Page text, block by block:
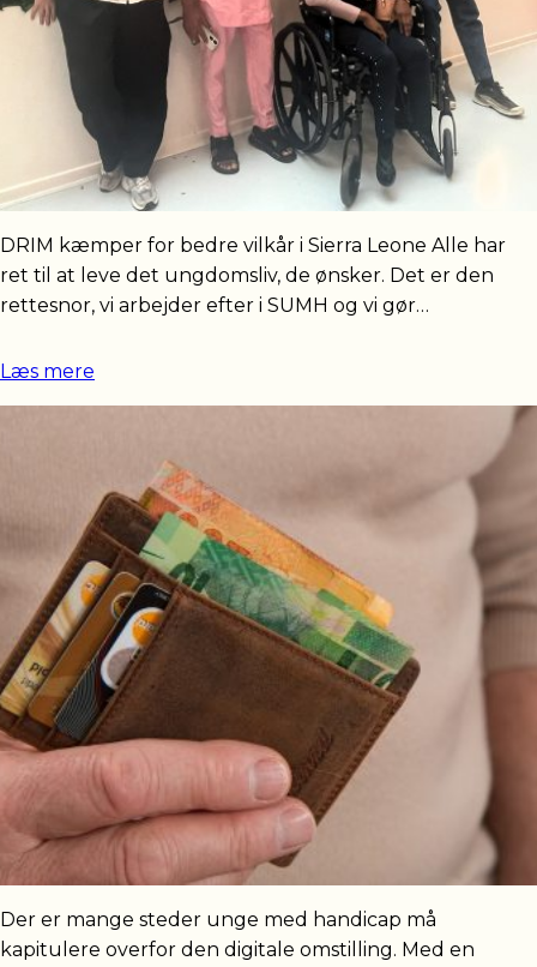
DRIM kæmper for bedre vilkår i Sierra Leone Alle har
ret til at leve det ungdomsliv, de ønsker. Det er den
rettesnor, vi arbejder efter i SUMH og vi gør…
Læs mere
Der er mange steder unge med handicap må
kapitulere overfor den digitale omstilling. Med en